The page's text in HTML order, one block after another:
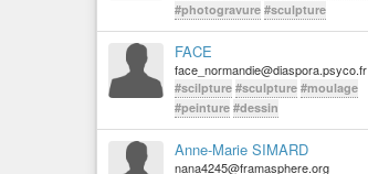
#photogravure #sculpture
FACE
face_normandie@diaspora.psyco.fr
#scilpture #sculpture #moulage
#peinture #dessin
Anne-Marie SIMARD
nana4245@framasphere.org